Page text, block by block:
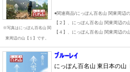
※写真はにっぽん百名山 関
東周辺の山【１】です。
●関連商品/にっぽん百名山 関東周辺
【２】、にっぽん百名山 関東周辺の
【４】、にっぽん百名山 関東周辺の
にっぽん百名山 東日本の山